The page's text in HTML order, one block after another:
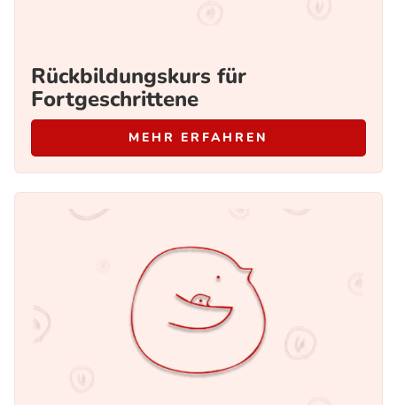
Rückbildungskurs für
Fortgeschrittene
MEHR ERFAHREN